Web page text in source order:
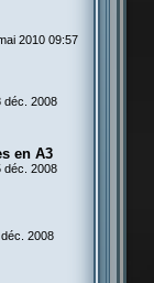
2010 09:57
déc. 2008
en A3
déc. 2008
2008